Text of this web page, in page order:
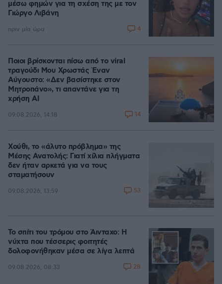
μέσω φημών για τη σχέση της με τον
Γιώργο Λιβάνη
πριν μία ώρα 4
Ποιοι βρίσκονται πίσω από το viral
τραγούδι Μου Χρωστάς Έναν
Αύγουστο: «Δεν βασίστηκε στον
Μητροπάνο», τι απαντάνε για τη
χρήση AI
09.08.2026, 14:18 14
Χούθι, το «άλυτο πρόβλημα» της
Μέσης Ανατολής: Γιατί χίλια πλήγματα
δεν ήταν αρκετά για να τους
σταματήσουν
09.08.2026, 13:59 53
Το σπίτι του τρόμου στο Άινταχο: Η
νύχτα που τέσσερις φοιτητές
δολοφονήθηκαν μέσα σε λίγα λεπτά
09.08.2026, 08:33 28